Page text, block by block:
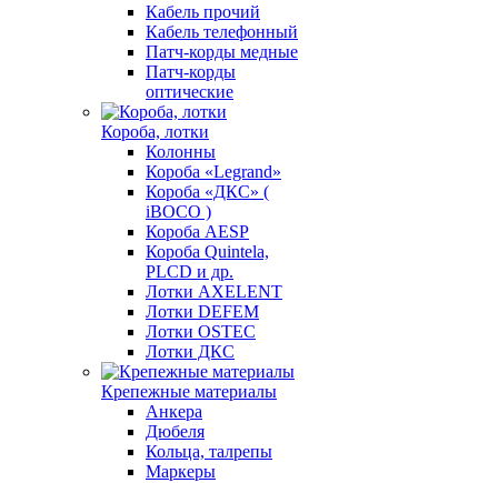
Кабель прочий
Кабель телефонный
Патч-корды медные
Патч-корды
оптические
Короба, лотки
Колонны
Короба «Legrand»
Короба «ДКС» (
iBOCO )
Короба AESP
Короба Quintela,
PLCD и др.
Лотки AXELENT
Лотки DEFEM
Лотки OSTEC
Лотки ДКС
Крепежные материалы
Анкера
Дюбеля
Кольца, талрепы
Маркеры